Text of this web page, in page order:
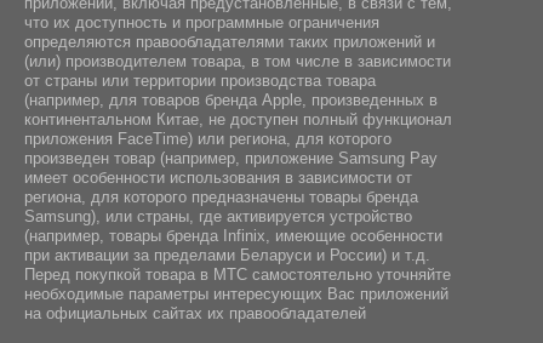
что их доступность и программные ограничения
определяются правообладателями таких приложений и
(или) производителем товара, в том числе в зависимости
от страны или территории производства товара
(например, для товаров бренда Apple, произведенных в
континентальном Китае, не доступен полный функционал
приложения FaceTime) или региона, для которого
произведен товар (например, приложение Samsung Pay
имеет особенности использования в зависимости от
региона, для которого предназначены товары бренда
Samsung), или страны, где активируется устройство
(например, товары бренда Infiniх, имеющие особенности
при активации за пределами Беларуси и России) и т.д.
Перед покупкой товара в МТС самостоятельно уточняйте
необходимые параметры интересующих Вас приложений
на официальных сайтах их правообладателей